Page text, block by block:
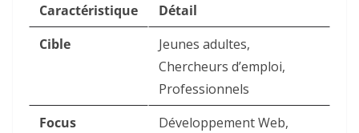
Caractéristique
Détail
Cible
Jeunes adultes,
Chercheurs d’emploi,
Professionnels
Focus
Développement Web,